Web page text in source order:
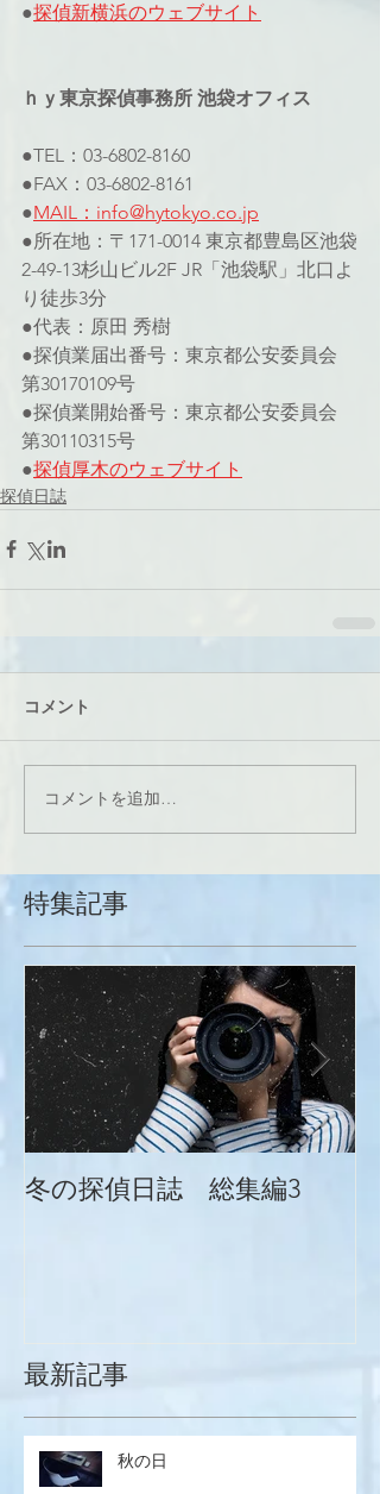
●探偵新横浜のウェブサイト
ｈｙ東京探偵事務所 池袋オフィス
●TEL：03-6802-8160
●FAX：03-6802-8161
●MAIL：info@hytokyo.co.jp
●所在地：〒171-0014 東京都豊島区池袋
2-49-13杉山ビル2F JR「池袋駅」北口よ
り徒歩3分
●代表：原田 秀樹
●探偵業届出番号：東京都公安委員会
第30170109号
●探偵業開始番号：東京都公安委員会
第30110315号
●探偵厚木のウェブサイト
探偵日誌
コメント
コメントを追加…
特集記事
冬の探偵日誌 総集編3
最新記事
秋の日